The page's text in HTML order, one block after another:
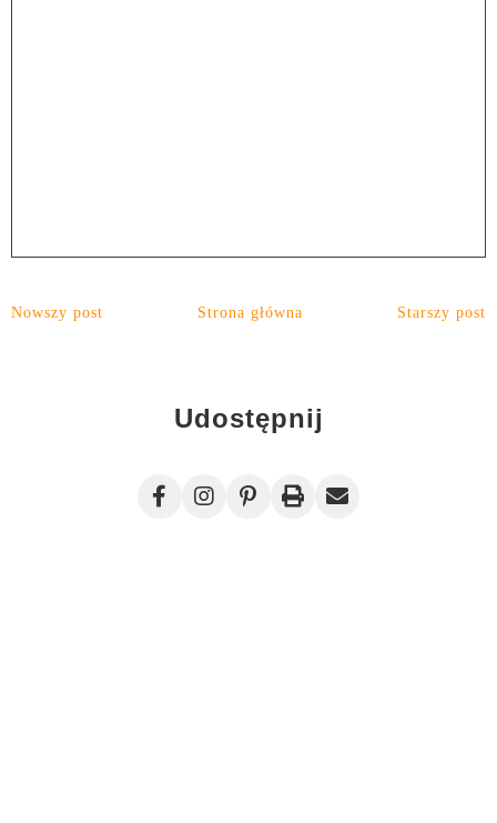
Nowszy post Starszy post
Strona główna
Udostępnij